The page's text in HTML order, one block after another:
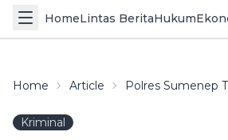
HomeLintas BeritaHukum
Home Article Polres Sumenep
Kriminal